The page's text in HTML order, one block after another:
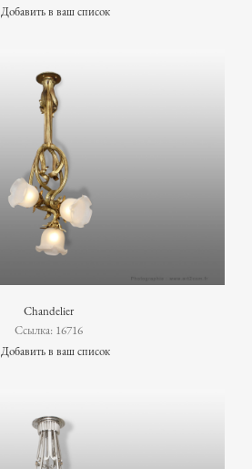
Добавить в ваш список
Chandelier
Ссылка: 16716
Добавить в ваш список